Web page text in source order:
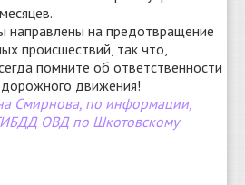
направлены на предотвращение
происшествий, так что,
помните об ответственности
движения!
Смирнова, по информации,
ОВД по Шкотовскому